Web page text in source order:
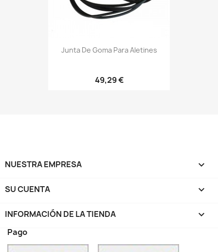
Junta De Goma Para Aletines
49,29 €
NUESTRA EMPRESA 
SU CUENTA 
INFORMACIÓN DE LA TIENDA keyboard_arrow_down
Pago